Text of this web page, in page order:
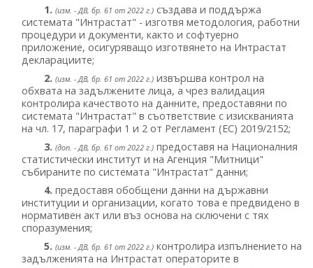
1. (изм. - ДВ, бр. 61 от 2022 г.) създава и поддържа
системата "Интрастат" - изготвя методология, работни
процедури и документи, както и софтуерно
приложение, осигуряващо изготвянето на Интрастат
декларациите;
2. (изм. - ДВ, бр. 61 от 2022 г.) извършва контрол на
обхвата на задължените лица, а чрез валидация
контролира качеството на данните, предоставяни по
системата "Интрастат" в съответствие с изискванията
на чл. 17, параграфи 1 и 2 от Регламент (ЕС) 2019/2152;
3. (доп. - ДВ, бр. 61 от 2022 г.) предоставя на Националния
статистически институт и на Агенция "Митници"
събираните по системата "Интрастат" данни;
4. предоставя обобщени данни на държавни
институции и организации, когато това е предвидено в
нормативен акт или въз основа на сключени с тях
споразумения;
5. (изм. - ДВ, бр. 61 от 2022 г.) контролира изпълнението на
задълженията на Интрастат операторите в